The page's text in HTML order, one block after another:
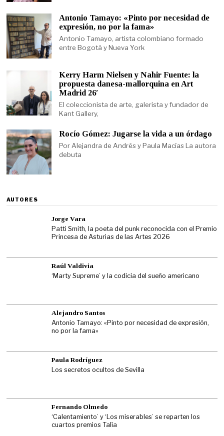
Antonio Tamayo: «Pinto por necesidad de
expresión, no por la fama»
Antonio Tamayo, artista colombiano formado
entre Bogotá y Nueva York
Kerry Harm Nielsen y Nahir Fuente: la
propuesta danesa-mallorquina en Art
Madrid 26′
El coleccionista de arte, galerista y fundador de
Kant Gallery,
Rocío Gómez: Jugarse la vida a un órdago
Por Alejandra de Andrés y Paula Macías La autora
debuta
AUTORES
Jorge Vara
Patti Smith, la poeta del punk reconocida con el Premio
Princesa de Asturias de las Artes 2026
Raúl Valdivia
‘Marty Supreme’ y la codicia del sueño americano
Alejandro Santos
Antonio Tamayo: «Pinto por necesidad de expresión,
no por la fama»
Paula Rodríguez
Los secretos ocultos de Sevilla
Fernando Olmedo
‘Calentamiento’ y ‘Los miserables’ se reparten los
cuartos premios Talía